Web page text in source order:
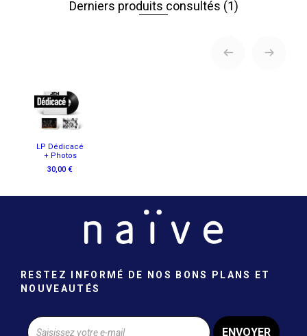
Derniers produits consultés (1)
LP Dédicacé
+ Photos
30,00 €
RESTEZ INFORMÉ DE NOS BONS PLANS ET
NOUVEAUTÉS
ENVOYER